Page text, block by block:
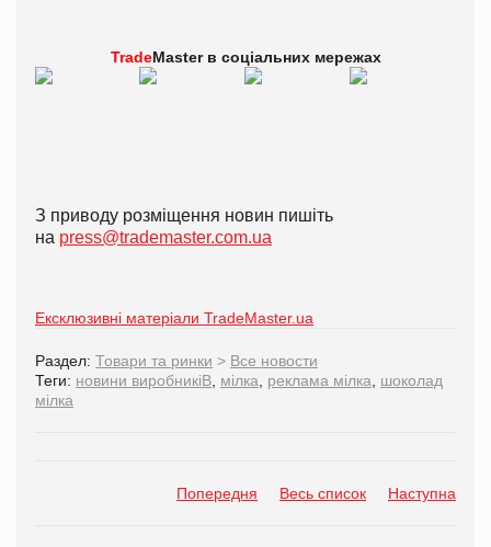
TradeMaster в соціальних мережах
З приводу розміщення новин пишіть
на press@trademaster.com.ua
Ексклюзивні матеріали TradeMaster.ua
Раздел: Товари та ринки > Все новости
Теги: новини виробникіВ мілка реклама мілка
шоколад
мілка
Попередня Весь список Наступна